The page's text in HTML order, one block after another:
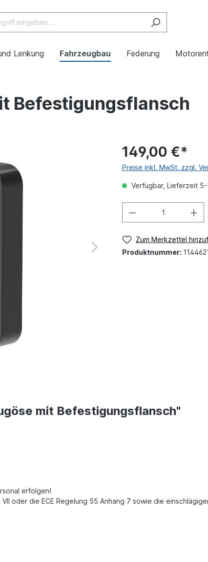
Lenkung Fahrzeugbau Federung
Befestigungsflansch
149,00 €*
Preise inkl. MwSt. zzgl.
Verfügbar, Lieferzeit
Zum Merkzettel
Produktnummer:
mit Befestigungsflansch"
erfolgen!
oder die ECE Regelung 55 Anhang 7 sowie die